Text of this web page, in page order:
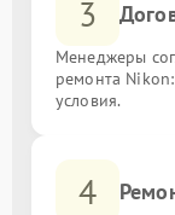
3
Менеджеры
ремонта
условия.
4